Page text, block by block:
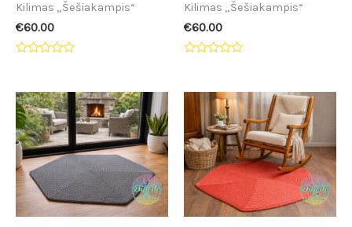
Kilimas „Šešiakampis“
€60.00
5
Kilimas „Šešiakampis“
€60.00
5